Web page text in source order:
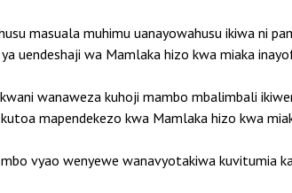
masuala muhimu uanayowahusu ikiwa ni
uendeshaji wa Mamlaka hizo kwa miaka
wanaweza kuhoji mambo mbalimbali
mapendekezo kwa Mamlaka hizo kwa
vyao wenyewe wanavyotakiwa kuvitumia